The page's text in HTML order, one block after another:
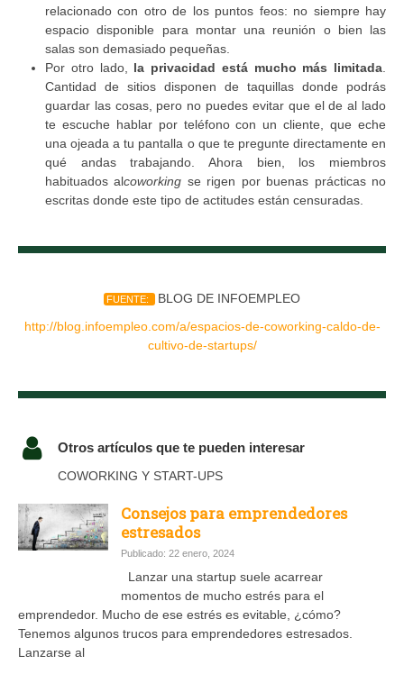
relacionado con otro de los puntos feos: no siempre hay
espacio disponible para montar una reunión o bien las
salas son demasiado pequeñas.
Por otro lado, la privacidad está mucho más limitada
Cantidad de sitios disponen de taquillas donde podrás
guardar las cosas, pero no puedes evitar que el de al lado
te escuche hablar por teléfono con un cliente, que eche
una ojeada a tu pantalla o que te pregunte directamente en
qué andas trabajando. Ahora bien, los miembros
habituados alcoworking se rigen por buenas prácticas no
escritas donde este tipo de actitudes están censuradas.
FUENTE:
BLOG DE INFOEMPLEO
http://blog.infoempleo.com/a/espacios-de-coworking-caldo-de-
cultivo-de-startups/
Otros artículos que te pueden interesar
COWORKING Y START-UPS
Consejos para emprendedores
estresados
Publicado: 22 enero, 2024
Lanzar una startup suele acarrear
momentos de mucho estrés para el
emprendedor. Mucho de ese estrés es evitable, ¿cómo?
Tenemos algunos trucos para emprendedores estresados.
Lanzarse al